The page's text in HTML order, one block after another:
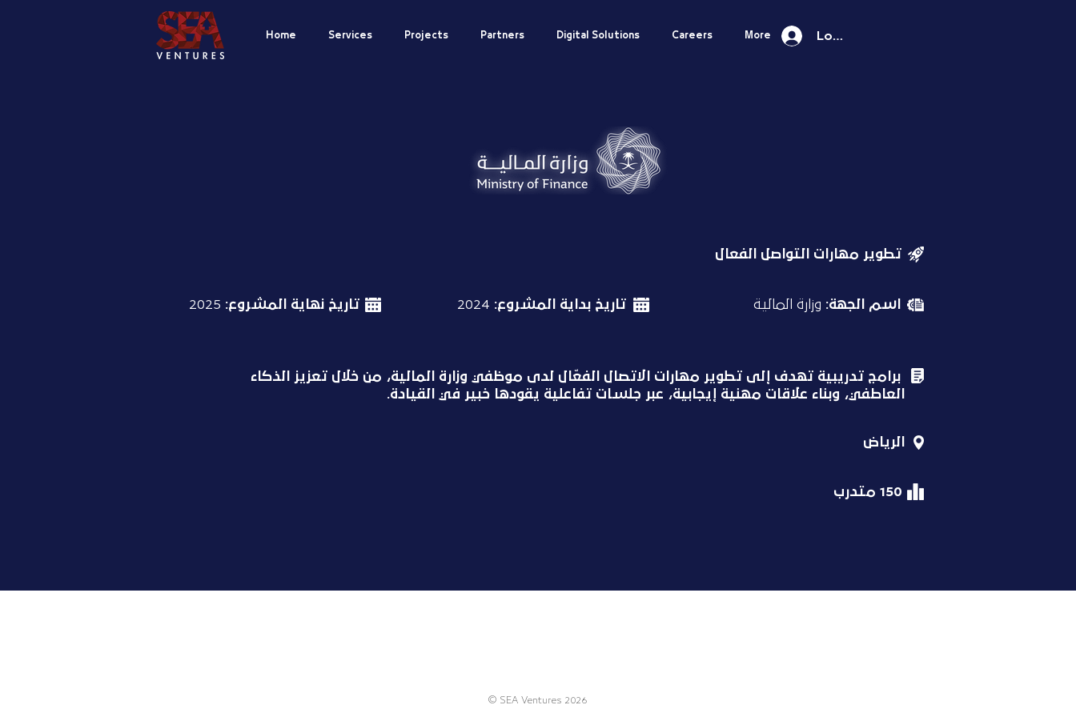
Log In
Home Services Projects Partners Digital Solutions Careers More
تطوير مهارات التواصل الفعال
تاريخ نهاية المشروع: 2025 تاريخ بداية المشروع: 2024 اسم الجهة: وزارة المالية
برامج تدريبية تهدف إلى تطوير مهارات الاتصال الفعّال لدى موظفي وزارة المالية، من خلال تعزيز الذكاء
العاطفي، وبناء علاقات مهنية إيجابية، عبر جلسات تفاعلية يقودها خبير في القيادة.
الرياض
150 متدرب
© SEA Ventures 2026